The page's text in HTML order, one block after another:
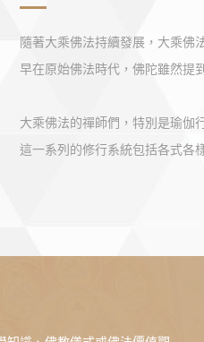
隨著大乘佛法持續發展，大乘佛
早在原始佛法時代，佛陀雖然提
大乘佛法的禪師們，特別是瑜伽
這一系列的修行系統包括各式各